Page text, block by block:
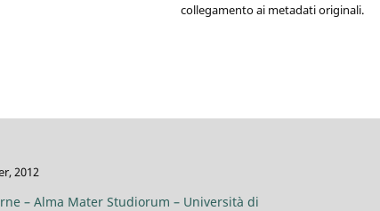
collegamento ai metadati originali.
2012
– Alma Mater Studiorum – Università di